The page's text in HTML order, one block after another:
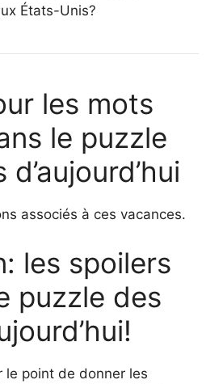
États-Unis?
les mots
le puzzle
associés à ces vacances.
les spoilers
puzzle des
le point de donner les